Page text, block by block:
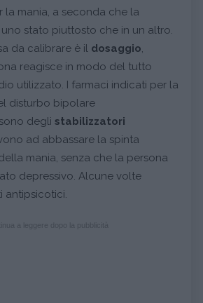
la mania, a seconda che la
stato piuttosto che in un altro.
da calibrare è il dosaggio,
reagisce in modo del tutto
utilizzato. I farmaci indicati per la
disturbo bipolare
degli stabilizzatori
ad abbassare la spinta
mania, senza che la persona
depressivo. Alcune volte
antipsicotici.